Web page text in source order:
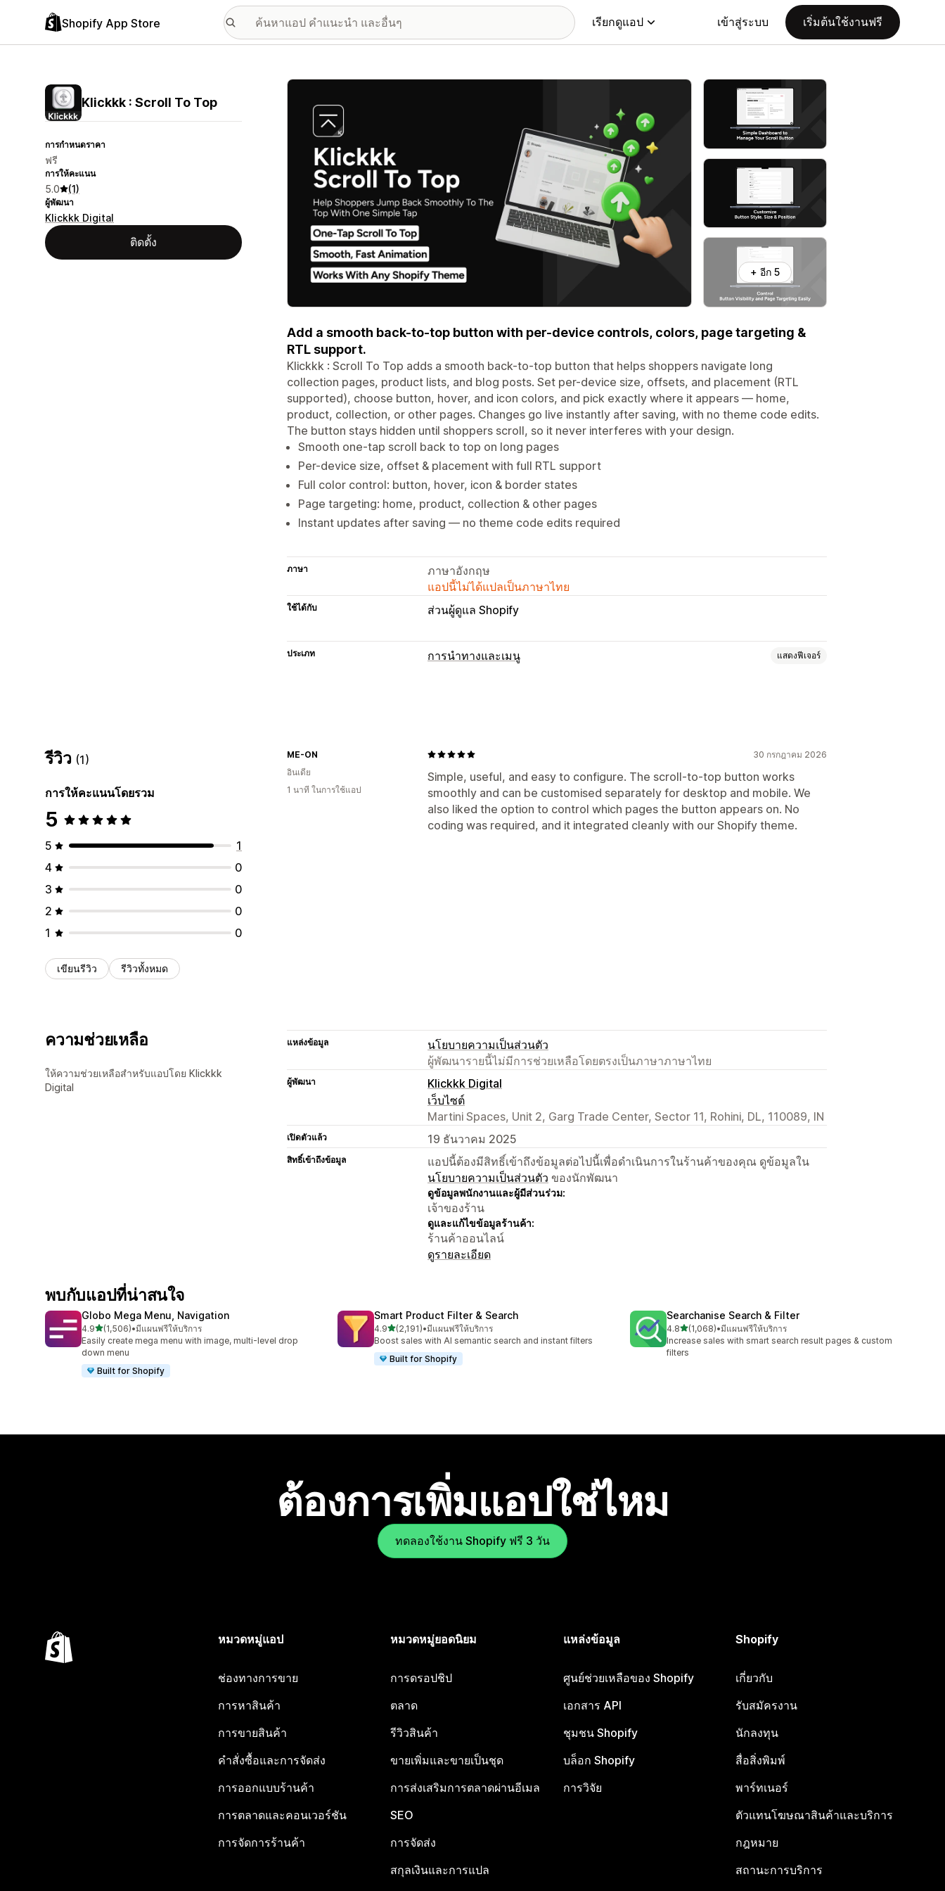
Shopify App Store เรียกดูแอป เข้าสู่ระบบ เริ่มต้นใช้งานฟรี
Klickkk : Scroll To Top
การกำหนดราคา
ฟรี
การให้คะแนน
5.0 (1)
ผู้พัฒนา
Klickkk Digital
ติดตั้ง
แกลเลอรีรูปภาพที่แสดง
+ อีก 5
Add a smooth back-to-top button with per-device controls, colors, page targeting &
RTL support.
Klickkk : Scroll To Top adds a smooth back-to-top button that helps shoppers navigate long
collection pages, product lists, and blog posts. Set per-device size, offsets, and placement (RTL
supported), choose button, hover, and icon colors, and pick exactly where it appears — home,
product, collection, or other pages. Changes go live instantly after saving, with no theme code edits.
The button stays hidden until shoppers scroll, so it never interferes with your design.
Smooth one-tap scroll back to top on long pages
Per-device size, offset & placement with full RTL support
Full color control: button, hover, icon & border states
Page targeting: home, product, collection & other pages
Instant updates after saving — no theme code edits required
ภาษา
ภาษาอังกฤษ
แอปนี้ไม่ได้แปลเป็นภาษาไทย
ใช้ได้กับ ส่วนผู้ดูแล Shopify
ประเภท การนำทางและเมนู แสดงฟีเจอร์
รีวิว (1)
การให้คะแนนโดยรวม
5
5
1
4
0
3
0
2
0
1
0
เขียนรีวิว รีวิวทั้งหมด
30 กรกฎาคม 2026
Simple, useful, and easy to configure. The scroll-to-top button works
smoothly and can be customised separately for desktop and mobile. We
also liked the option to control which pages the button appears on. No
coding was required, and it integrated cleanly with our Shopify theme.
ME-ON
อินเดีย
1 นาที ในการใช้แอป
ความช่วยเหลือ
ให้ความช่วยเหลือสำหรับแอปโดย Klickkk
Digital
แหล่งข้อมูล
นโยบายความเป็นส่วนตัว
ผู้พัฒนารายนี้ไม่มีการช่วยเหลือโดยตรงเป็นภาษาภาษาไทย
ผู้พัฒนา
Klickkk Digital
เว็บไซต์
Martini Spaces, Unit 2, Garg Trade Center, Sector 11, Rohini, DL, 110089, IN
เปิดตัวแล้ว 19 ธันวาคม 2025
สิทธิ์เข้าถึงข้อมูล
แอปนี้ต้องมีสิทธิ์เข้าถึงข้อมูลต่อไปนี้เพื่อดำเนินการในร้านค้าของคุณ ดูข้อมูลใน
นโยบายความเป็นส่วนตัว ของนักพัฒนา
ดูข้อมูลพนักงานและผู้มีส่วนร่วม:
เจ้าของร้าน
ดูและแก้ไขข้อมูลร้านค้า:
ร้านค้าออนไลน์
ดูรายละเอียด
พบกับแอปที่น่าสนใจ
Globo Mega Menu, Navigation
4.9เต็ม 5 ดาว
(1,506)
ทั้งหมด 1506 รีวิว
•มีแผนฟรีให้บริการ
Easily create mega menu with image, multi-level drop
down menu
Built for Shopify
Smart Product Filter & Search
4.9เต็ม 5 ดาว
(2,191)
ทั้งหมด 2191 รีวิว
•มีแผนฟรีให้บริการ
Boost sales with AI semantic search and instant filters
Built for Shopify
Searchanise Search & Filter
4.8เต็ม 5 ดาว
(1,068)
ทั้งหมด 1068 รีวิว
•มีแผนฟรีให้บริการ
Increase sales with smart search result pages & custom
filters
ต้องการเพิ่มแอปใช่ไหม
ทดลองใช้งาน Shopify ฟรี 3 วัน
หมวดหมู่แอป
ช่องทางการขาย
การหาสินค้า
การขายสินค้า
คำสั่งซื้อและการจัดส่ง
การออกแบบร้านค้า
การตลาดและคอนเวอร์ชัน
การจัดการร้านค้า
หมวดหมู่ยอดนิยม
การดรอปชิป
ตลาด
รีวิวสินค้า
ขายเพิ่มและขายเป็นชุด
การส่งเสริมการตลาดผ่านอีเมล
SEO
การจัดส่ง
สกุลเงินและการแปล
แหล่งข้อมูล
ศูนย์ช่วยเหลือของ Shopify
เอกสาร API
ชุมชน Shopify
บล็อก Shopify
การวิจัย
Shopify
เกี่ยวกับ
รับสมัครงาน
นักลงทุน
สื่อสิ่งพิมพ์
พาร์ทเนอร์
ตัวแทนโฆษณาสินค้าและบริการ
กฎหมาย
สถานะการบริการ